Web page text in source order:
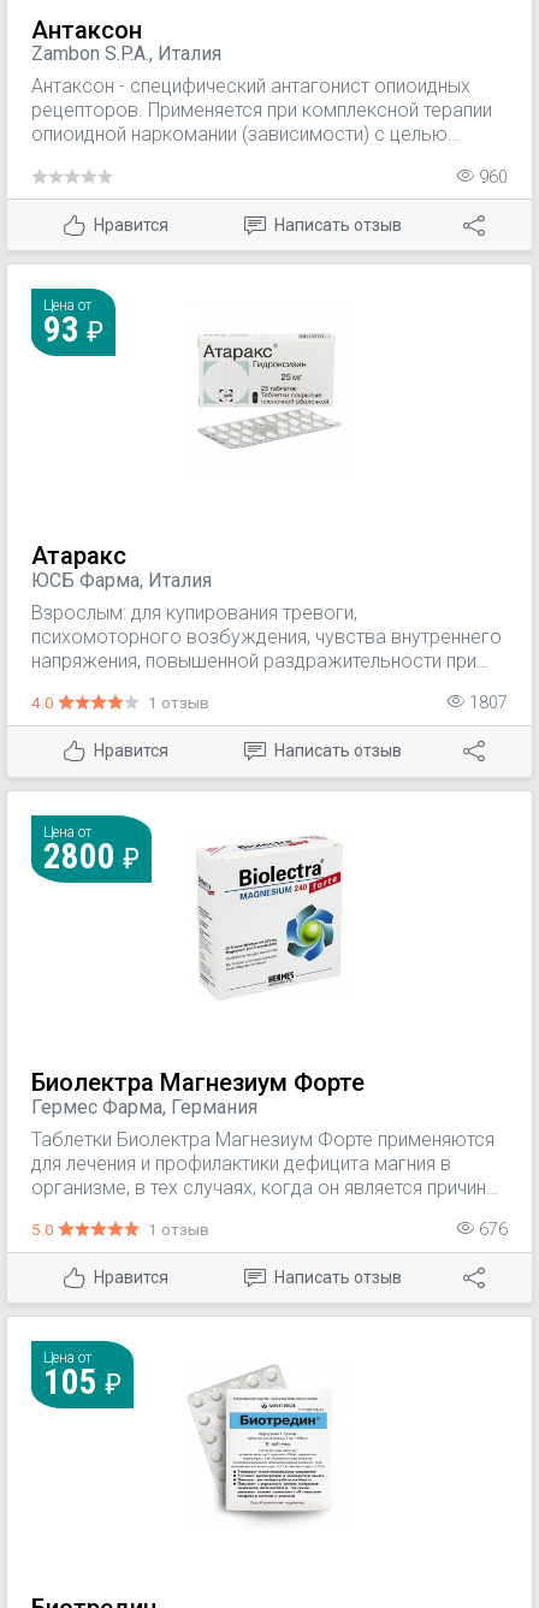
Антаксон
Zambon S.P.A., Италия
Антаксон - специфический антагонист опиоидных
рецепторов. Применяется при комплексной терапии
опиоидной наркомании (зависимости) с целью
опиоиды не смогут оказать характерного действия;
препарат назначают только после купирования
абстинентного синдрома.
960
Нравится Написать отзыв
Цена от
93
Атаракс
ЮСБ Фарма, Италия
Взрослым: для купирования тревоги,
психомоторного возбуждения, чувства внутреннего
напряжения, повышенной раздражительности при
генерализованная тревога, расстройства адаптации)
и соматических заболеваниях, хроническом
алкоголизме; синдрома абстиненции при
хроническом алкоголизме, сопровождающегося
седативного средства в период премедикации;
кожный зуд (в качестве симптоматической терапии).
4.0 1 отзыв 1807
Нравится Написать отзыв
Цена от
2800
Биолектра Магнезиум Форте
Гермес Фарма, Германия
Таблетки Биолектра Магнезиум Форте применяются
для лечения и профилактики дефицита магния в
организме, в тех случаях, когда он является причиной
(нейромышечные нарушения, судороги), при
хронической физической и умственной усталости,
раздражительности, миалгиях, при интенсивных
физических и умственных нагрузках, в период
5.0 1 отзыв 676
Нравится Написать отзыв
Цена от
105